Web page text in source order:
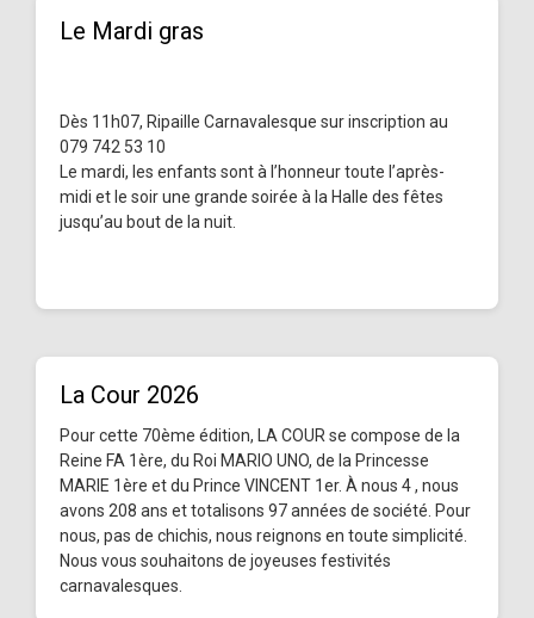
Le Mardi gras
Dès 11h07, Ripaille Carnavalesque sur inscription au
079 742 53 10
Le mardi, les enfants sont à l’honneur toute l’après-
midi et le soir une grande soirée à la Halle des fêtes
jusqu’au bout de la nuit.
La Cour 2026
Pour cette 70ème édition, LA COUR se compose de la
Reine FA 1ère, du Roi MARIO UNO, de la Princesse
MARIE 1ère et du Prince VINCENT 1er. À nous 4 , nous
avons 208 ans et totalisons 97 années de société. Pour
nous, pas de chichis, nous reignons en toute simplicité.
Nous vous souhaitons de joyeuses festivités
carnavalesques.